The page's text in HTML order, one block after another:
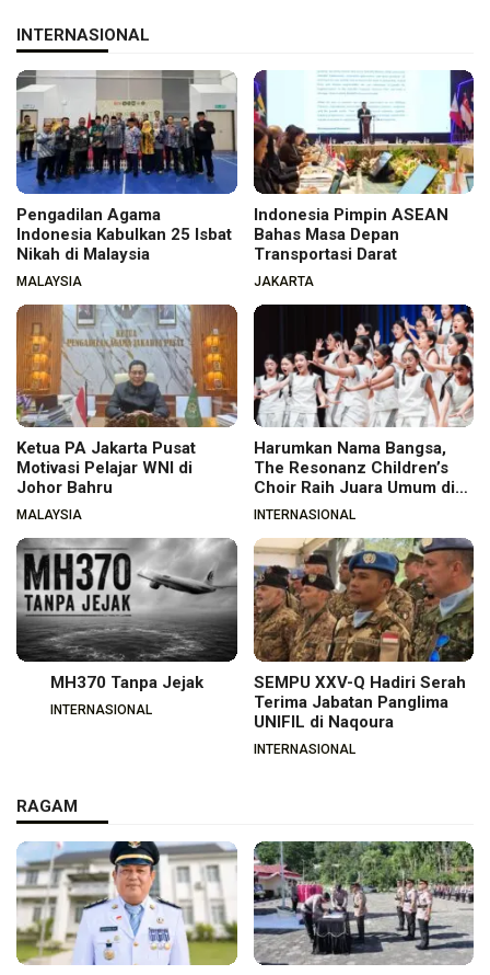
INTERNASIONAL
Pengadilan Agama
Indonesia Kabulkan 25 Isbat
Nikah di Malaysia
MALAYSIA
Indonesia Pimpin ASEAN
Bahas Masa Depan
Transportasi Darat
JAKARTA
Ketua PA Jakarta Pusat
Motivasi Pelajar WNI di
Johor Bahru
MALAYSIA
Harumkan Nama Bangsa,
The Resonanz Children’s
Choir Raih Juara Umum di
Hungaria
INTERNASIONAL
MH370 Tanpa Jejak
INTERNASIONAL
SEMPU XXV-Q Hadiri Serah
Terima Jabatan Panglima
UNIFIL di Naqoura
INTERNASIONAL
RAGAM